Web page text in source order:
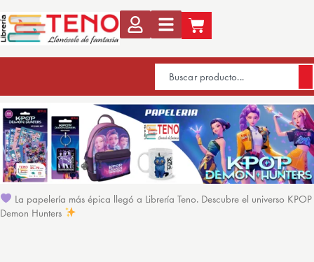
La papelería más épica llegó a Librería Teno. Descubre el universo KPOP
Demon Hunters